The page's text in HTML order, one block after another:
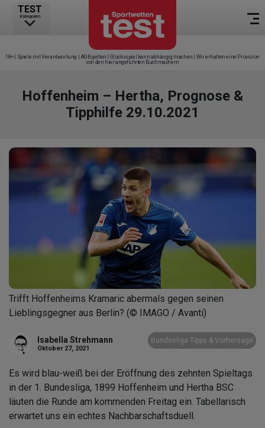
TEST
Kategorien
18+ | Spiele mit Verantwortung | AGB gelten | Glücksspiel kann abhängig machen | Wir erhalten eine Provision
von den hier angeführten Buchmachern
Hoffenheim – Hertha, Prognose &
Tipphilfe 29.10.2021
Trifft Hoffenheims Kramaric abermals gegen seinen
Lieblingsgegner aus Berlin? (© IMAGO / Avanti)
Isabella Strehmann
Oktober 27, 2021
Bundesliga Tipps & Vorhersage
Es wird blau-weiß bei der Eröffnung des zehnten Spieltags
in der 1. Bundesliga, 1899 Hoffenheim und Hertha BSC
läuten die Runde am kommenden Freitag ein. Tabellarisch
erwartet uns ein echtes Nachbarschaftsduell.